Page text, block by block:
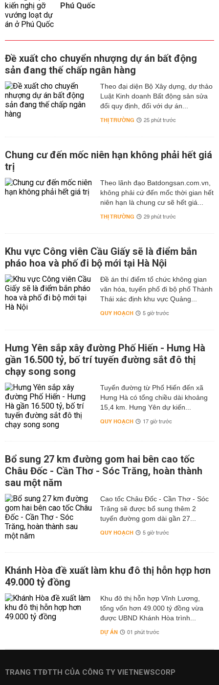
Phú Quốc
Đề xuất cho chuyển nhượng dự án bất động
sản đang thế chấp ngân hàng
Theo đại diện Bộ Xây dựng, dự thảo
Luật Kinh doanh Bất động sản sửa
đổi quy định, đối với dự án...
THỊ TRƯỜNG 25 phút trước
Chung cư đến mốc niên hạn không phải hết giá
trị
Theo lãnh đạo Batdongsan.com.vn,
không phải cứ đến mốc thời gian hết
niên hạn là chung cư sẽ hết giá...
THỊ TRƯỜNG 29 phút trước
Khu vực Công viên Cầu Giấy sẽ là điểm bắn
pháo hoa và phố đi bộ mới tại Hà Nội
Đề án thí điểm tổ chức không gian
văn hóa, tuyến phố đi bộ phố Thành
Thái xác định khu vực Quảng...
QUY HOẠCH 5 giờ trước
Hưng Yên sắp xây đường Phố Hiến - Hưng Hà
gần 16.500 tỷ, bố trí tuyến đường sắt đô thị
chạy song song
Tuyến đường từ Phố Hiến đến xã
Hưng Hà có tổng chiều dài khoảng
15,4 km. Hưng Yên dự kiến...
QUY HOẠCH 17 giờ trước
Bổ sung 27 km đường gom hai bên cao tốc
Châu Đốc - Cần Thơ - Sóc Trăng, hoàn thành
sau một năm
Cao tốc Châu Đốc - Cần Thơ - Sóc
Trăng sẽ được bổ sung thêm 2
tuyến đường gom dài gần 27...
QUY HOẠCH 5 giờ trước
Khánh Hòa đề xuất làm khu đô thị hỗn hợp hơn
49.000 tỷ đồng
Khu đô thị hỗn hợp Vĩnh Lương,
tổng vốn hơn 49.000 tỷ đồng vừa
được UBND Khánh Hòa trình...
DỰ ÁN 01 phút trước
TRANG TTĐTTH CỦA CÔNG TY VIETNEWSCORP